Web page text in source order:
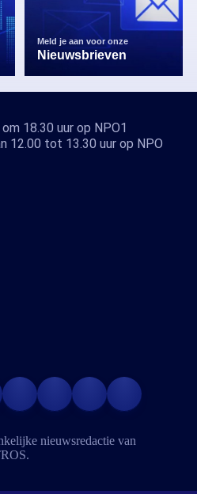
Meld je aan voor onze
Nieuwsbrieven
18.30 uur op NPO1
12.00 tot 13.30 uur op NPO
nieuwsredactie van
.